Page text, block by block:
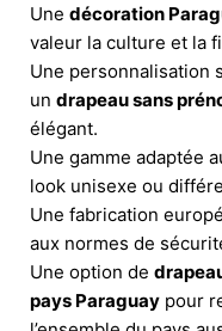
Une décoration
valeur la culture et la
Une personnalisation
un drapeau sans
élégant.
Une gamme adaptée
look unisexe ou
Une fabrication
aux normes de
Une option de
pays Paraguay pour